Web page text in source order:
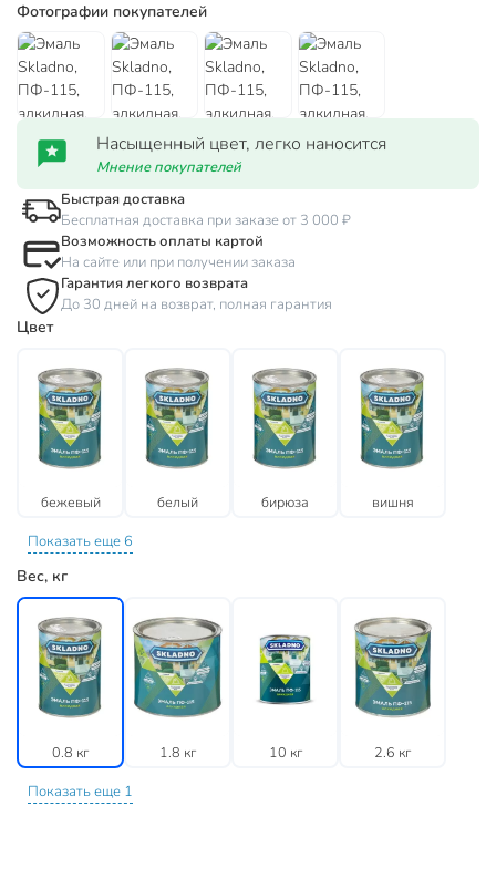
Фотографии покупателей
Насыщенный цвет, легко наносится
Мнение покупателей
Быстрая доставка
Бесплатная доставка при заказе от 3 000 ₽
Возможность оплаты картой
На сайте или при получении заказа
Гарантия легкого возврата
До 30 дней на возврат, полная гарантия
Цвет
бежевый белый бирюза вишня
Показать еще 6
Вес, кг
0.8 кг 1.8 кг 10 кг 2.6 кг
Показать еще 1